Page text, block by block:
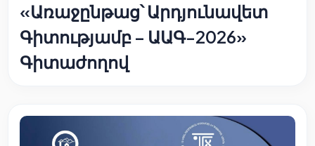
«Առաջընթաց՝ Արդյունավետ
Գիտությամբ – ԱԱԳ-2026»
Գիտաժողով